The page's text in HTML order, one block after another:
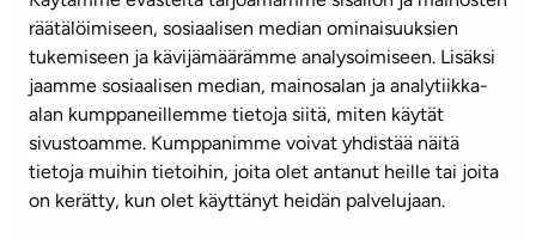
räätälöimiseen, sosiaalisen median ominaisuuksien
tukemiseen ja kävijämäärämme analysoimiseen. Lisäksi
jaamme sosiaalisen median, mainosalan ja analytiikka-
alan kumppaneillemme tietoja siitä, miten käytät
sivustoamme. Kumppanimme voivat yhdistää näitä
tietoja muihin tietoihin, joita olet antanut heille tai joita
on kerätty, kun olet käyttänyt heidän palvelujaan.
Tilaa uutiskirje
Mediapankki